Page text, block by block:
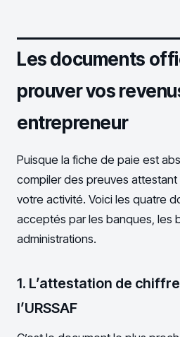
Les documents
prouver vos
entrepreneur
Puisque la fiche de paie est
compiler des preuves
votre activité. Voici les quatre
acceptés par les banques, les
administrations.
1. L’attestation de
l’URSSAF